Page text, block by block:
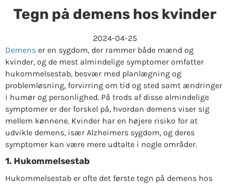
Tegn på demens hos kvinder
2024-04-25
Demenser en sygdom, der rammer både mænd og
kvinder, og de mest almindelige symptomer omfatter
hukommelsestab, besvær med planlægning og
problemløsning, forvirring om tid og sted samt ændringer
i humør og personlighed. På trods af disse almindelige
symptomer er der forskel på, hvordan demens viser sig
mellem kønnene. Kvinder har en højere risiko for at
udvikle demens, især Alzheimers sygdom, og deres
symptomer kan være mere udtalte i nogle områder.
1. Hukommelsestab
Hukommelsestab er ofte det første tegn på demens hos